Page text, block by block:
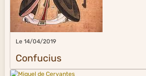
Le 14/04/2019
Confucius